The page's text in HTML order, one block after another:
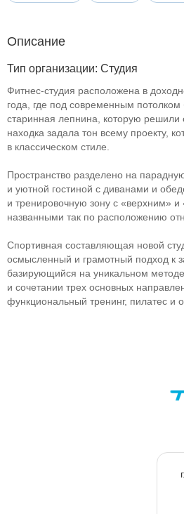
Описание
Тип организации: Студия
Фитнес-студия расположена в
года, где под современным
старинная лепнина, которую
находка задала тон всему проекту,
в классическом стиле.
Пространство разделено на
и уютной гостиной с диванами и
и тренировочную зону с «верхним»
названными так по расположению
Спортивная составляющая новой
осмысленный и грамотный подход к
базирующийся на уникальном
и сочетании трех основных
функциональный тренинг, пилатес и